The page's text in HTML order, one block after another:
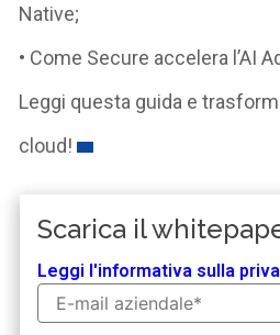
Native;
• Come Secure accelera l’AI
Leggi questa guida e
cloud!
Scarica il
Leggi l'informativa sulla